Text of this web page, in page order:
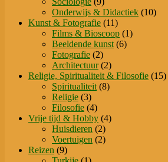
producten
Onderwijs & Didactiek 1010
Kunst & Fotografie 1111
producten
Films & Bioscoop 11
Beeldende kunst 66
Fotografie 22
producten
Architectuur 22
producten
Religie, Spiritualiteit & Filosofie 1515
Spiritualiteit 88
Religie 33
producten
Filosofie 44
producten
Vrije tijd & Hobby 44
Huisdieren 22
producten
Voertuigen 22
Reizen 99
producten
1